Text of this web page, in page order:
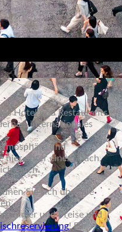
Hotel und Restaurants
internationales
und
hier unter einem Dach,
auch.
Sie sich über die
Zimmer und Preise und
! Für